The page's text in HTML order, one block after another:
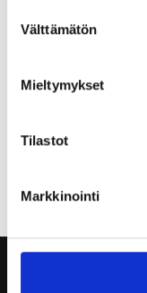
valinta
Välttämätön
Mieltymykset
Tilastot
Markkinointi